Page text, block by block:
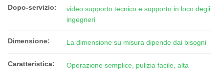
Dopo-servizio:
video supporto tecnico e supporto in loco degli
ingegneri
Dimensione: La dimensione su misura dipende dai bisogni
Caratteristica:
Operazione semplice, pulizia facile, alta